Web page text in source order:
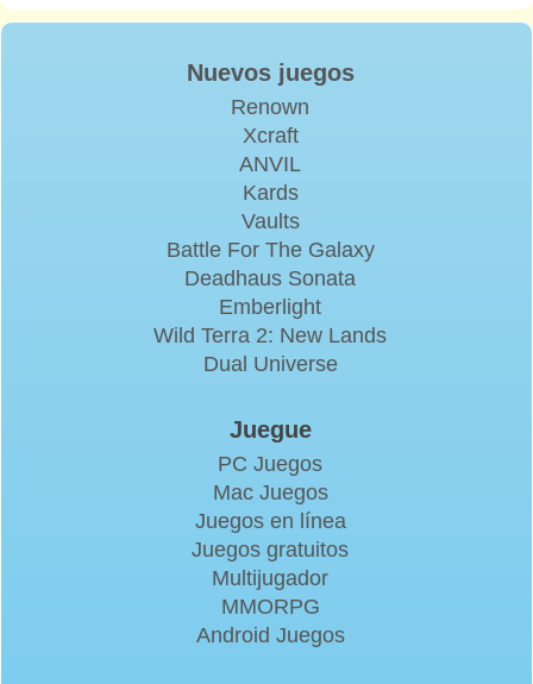
Nuevos juegos
Renown
Xcraft
ANVIL
Kards
Vaults
Battle For The Galaxy
Deadhaus Sonata
Emberlight
Wild Terra 2: New Lands
Dual Universe
Juegue
PC Juegos
Mac Juegos
Juegos en línea
Juegos gratuitos
Multijugador
MMORPG
Android Juegos